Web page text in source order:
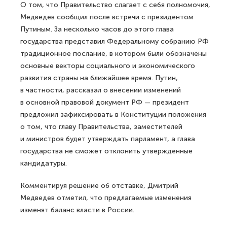
О том, что Правительство слагает с себя полномочия,
Медведев сообщил после встречи с президентом
Путиным. За несколько часов до этого глава
государства представил Федеральному собранию РФ
традиционное послание, в котором были обозначены
основные векторы социального и экономического
развития страны на ближайшее время. Путин,
в частности, рассказал о внесении изменений
в основной правовой документ РФ — президент
предложил зафиксировать в Конституции положения
о том, что главу Правительства, заместителей
и министров будет утверждать парламент, а глава
государства не сможет отклонить утвержденные
кандидатуры.
Комментируя решение об отставке, Дмитрий
Медведев отметил, что предлагаемые изменения
изменят баланс власти в России.